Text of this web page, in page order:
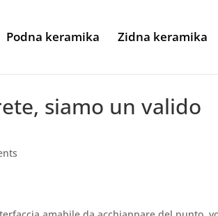
Podna keramika Zidna keramika
siamo un valido